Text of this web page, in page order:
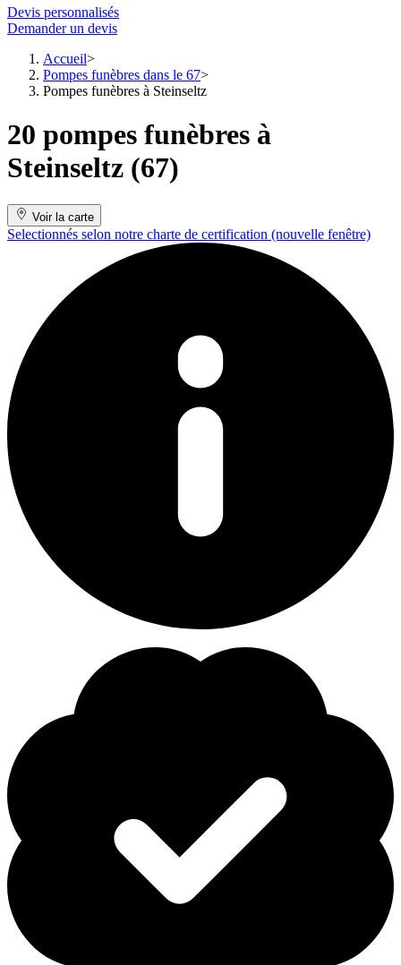
Devis personnalisés
Demander un devis
Accueil
Pompes funèbres dans le 67
Pompes funèbres à Steinseltz
20 pompes funèbres à
Steinseltz (67)
Voir la carte
Selectionnés selon notre charte de certification (nouvelle fenêtre)